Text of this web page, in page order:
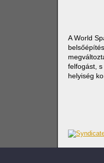
A World
felfogást,
helyiség